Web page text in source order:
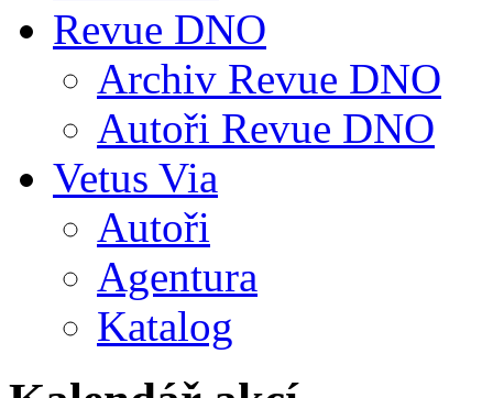
Revue DNO
Archiv Revue DNO
Autoři Revue DNO
Vetus Via
Autoři
Agentura
Katalog